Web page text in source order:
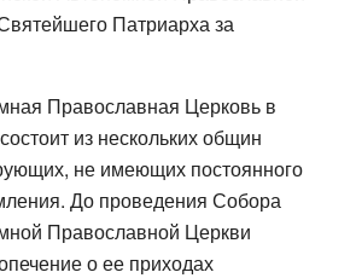
Патриарха за
Православная Церковь в
из нескольких общин
не имеющих постоянного
До проведения Собора
Православной Церкви
о ее приходах